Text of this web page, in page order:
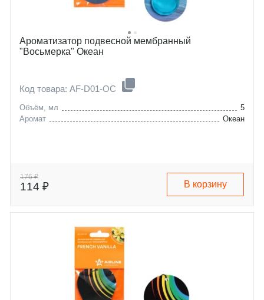
Ароматизатор подвесной мембранный
"Восьмерка" Океан
Код товара: AF-D01-OC
Объём, мл
5
Аромат
Океан
176 ₽
114 ₽ В корзину